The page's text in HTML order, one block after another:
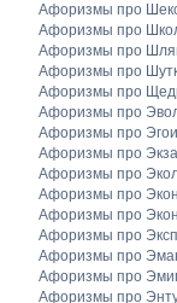
Афоризмы про
Афоризмы про
Афоризмы про
Афоризмы про
Афоризмы про
Афоризмы про
Афоризмы про
Афоризмы про
Афоризмы про
Афоризмы про
Афоризмы про
Афоризмы про
Афоризмы про
Афоризмы про
Афоризмы про